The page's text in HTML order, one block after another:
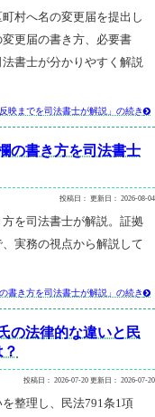
村へ名の変更届を提出し
更届の書き方、必要書
書士が分かりやすく解説
映までを司法書士が解説」の続き
の書き方を司法書士
投稿日： 更新日： 2026-08-04
を司法書士が解説。証拠
実務の視点から解説して
書き方を司法書士が解説」の続き
の法律的な違いと民
投稿日： 2026-07-20 更新日： 2026-07-20
整理し、民法791条1項